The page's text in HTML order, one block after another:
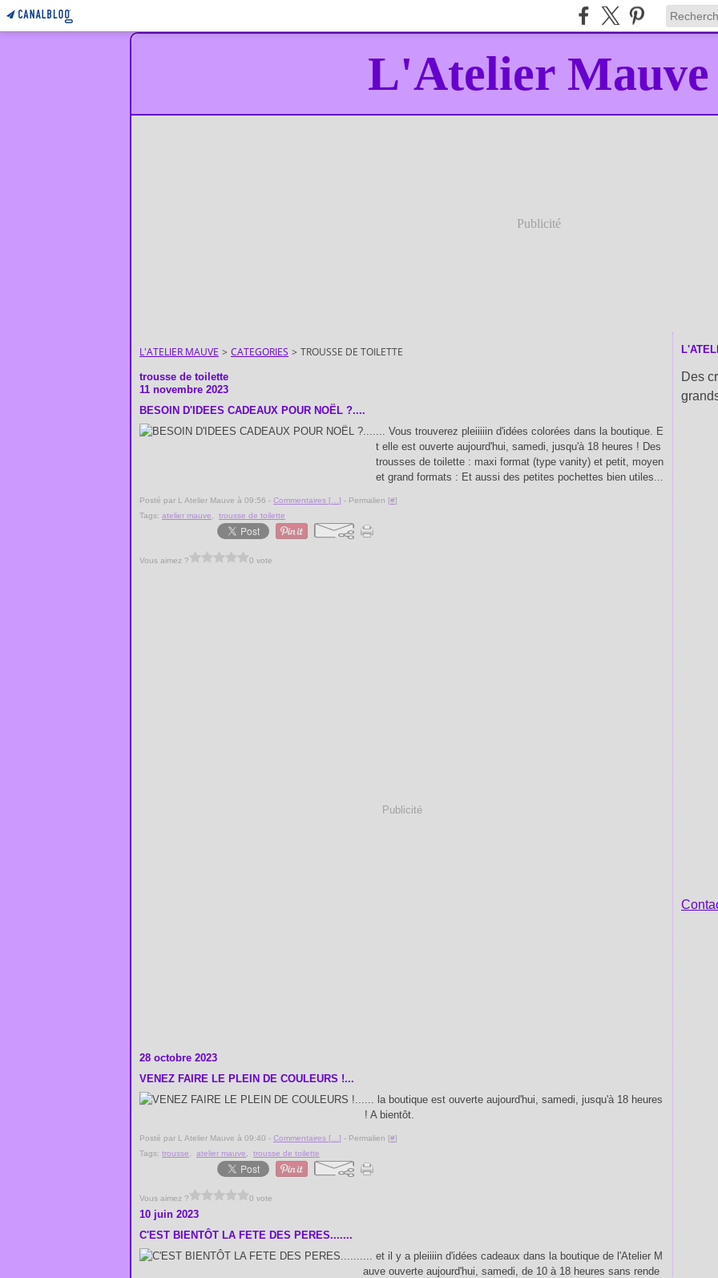
L'Atelier Mauve
Publicité
L'ATELIER MAUVE > CATEGORIES > TROUSSE DE TOILETTE
trousse de toilette
11 novembre 2023
BESOIN D'IDEES CADEAUX POUR NOËL ?....
... Vous trouverez pleiiiiin d'idées colorées dans la boutique. E
t elle est ouverte aujourd'hui, samedi, jusqu'à 18 heures ! Des
trousses de toilette : maxi format (type vanity) et petit, moyen
et grand formats : Et aussi des petites pochettes bien utiles...
Posté par L Atelier Mauve à 09:56 - Commentaires [ ] - Permalien [#]
Tags: atelier mauve trousse de toilette
Vous aimez ? 0 vote
Publicité
28 octobre 2023
VENEZ FAIRE LE PLEIN DE COULEURS !...
... la boutique est ouverte aujourd'hui, samedi, jusqu'à 18 heures
! A bientôt.
Posté par L Atelier Mauve à 09:40 - Commentaires [ ] - Permalien [#]
Tags: trousse atelier mauve trousse de toilette
Vous aimez ? 0 vote
10 juin 2023
C'EST BIENTÔT LA FETE DES PERES.......
... et il y a pleiiiin d'idées cadeaux dans la boutique de l'Atelier M
auve ouverte aujourd'hui, samedi, de 10 à 18 heures sans rende
Des